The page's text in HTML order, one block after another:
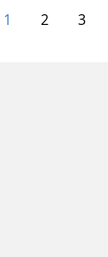
노래명
1 2 3